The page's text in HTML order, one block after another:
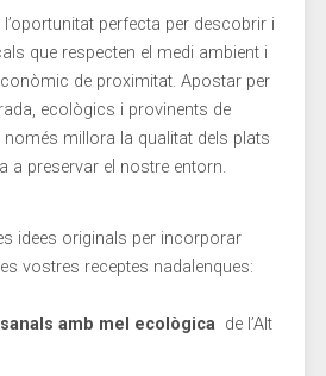
perfecta per descobrir i
‌que respecten ​el medi ambient i
de⁢ proximitat. Apostar ‍per‌
ecològics⁤ i⁤ provinents de
millora la ‍qualitat dels plats
a preservar ‍el nostre entorn.
idees originals per incorporar
vostres receptes nadalenques:
amb mel ecològica ​ de l’Alt